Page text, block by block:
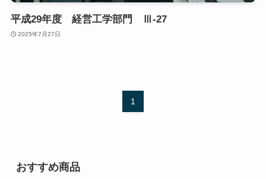
平成29年度 経営工学部門 Ⅲ-27
2025年7月27日
1
おすすめ商品